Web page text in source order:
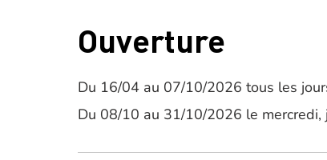
Ouverture
Du 16/04 au 07/10/2026 tous les
Du 08/10 au 31/10/2026 le